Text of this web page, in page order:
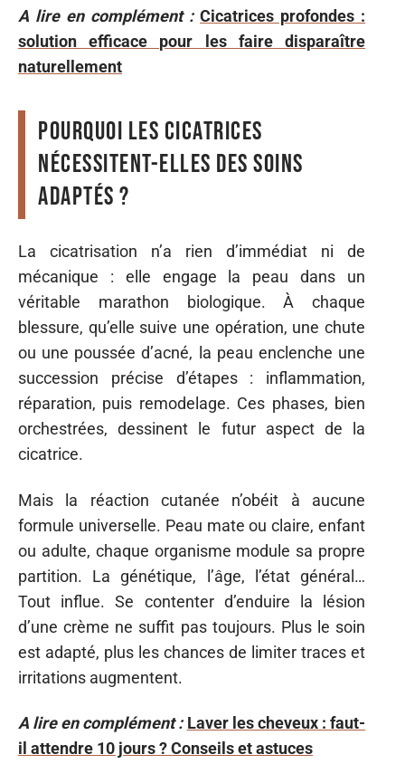
A lire en complément : Cicatrices profondes :
solution efficace pour les faire disparaître
naturellement
Pourquoi les cicatrices
nécessitent-elles des soins
adaptés ?
La cicatrisation n’a rien d’immédiat ni de
mécanique : elle engage la peau dans un
véritable marathon biologique. À chaque
blessure, qu’elle suive une opération, une chute
ou une poussée d’acné, la peau enclenche une
succession précise d’étapes : inflammation,
réparation, puis remodelage. Ces phases, bien
orchestrées, dessinent le futur aspect de la
cicatrice.
Mais la réaction cutanée n’obéit à aucune
formule universelle. Peau mate ou claire, enfant
ou adulte, chaque organisme module sa propre
partition. La génétique, l’âge, l’état général…
Tout influe. Se contenter d’enduire la lésion
d’une crème ne suffit pas toujours. Plus le soin
est adapté, plus les chances de limiter traces et
irritations augmentent.
A lire en complément : Laver les cheveux : faut-
il attendre 10 jours ? Conseils et astuces